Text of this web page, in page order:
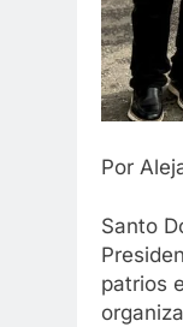
Por
Santo
patrios